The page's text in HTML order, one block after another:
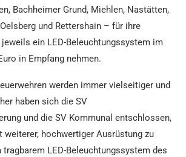
Bachheimer Grund, Miehlen, Nastätten,
und Rettershain – für ihre
ein LED-Beleuchtungssystem im
in Empfang nehmen.
werden immer vielseitiger und
haben sich die SV
und die SV Kommunal entschlossen,
weiterer, hochwertiger Ausrüstung zu
LED-Beleuchtungssystem des